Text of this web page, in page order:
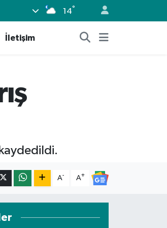
14°
İletişim
A- A+